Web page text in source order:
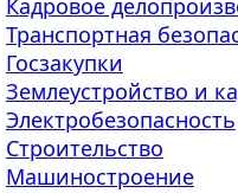
Кадровое
Транспортная
Госзакупки
Землеустройство и
Электробезопасность
Строительство
Машиностроение